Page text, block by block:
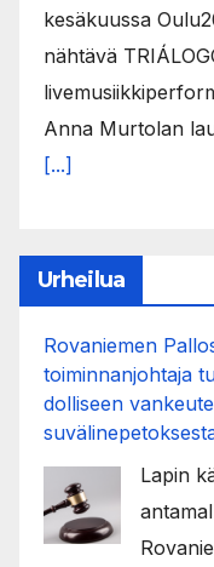
kesäkuussa
nähtävä
Anna Murtolan
[...]
Urheilua
Rovaniemen
toiminnanjohtaja
dol­li­seen
Lapin